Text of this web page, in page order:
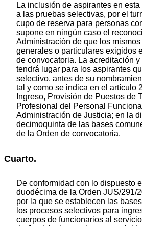
La inclusión de aspirantes en
a las pruebas selectivas, por el
cupo de reserva para personas
supone en ningún caso el
Administración de que los
generales o particulares exigidos
de convocatoria. La acreditación
tendrá lugar para los aspirantes
selectivo, antes de su
tal y como se indica en el artículo
Ingreso, Provisión de Puestos de
Profesional del Personal
Administración de Justicia; en la
decimoquinta de las bases
de la Orden de convocatoria.
Cuarto.
De conformidad con lo dispuesto
duodécima de la Orden JUS/291/
por la que se establecen las
los procesos selectivos para
cuerpos de funcionarios al